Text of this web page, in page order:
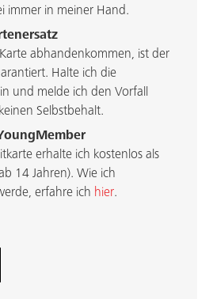
immer in meiner Hand.
abhandenkommen, ist der
Halte ich die
und melde ich den Vorfall
Selbstbehalt.
erhalte ich kostenlos als
14 Jahren). Wie ich
erfahre ich hier.